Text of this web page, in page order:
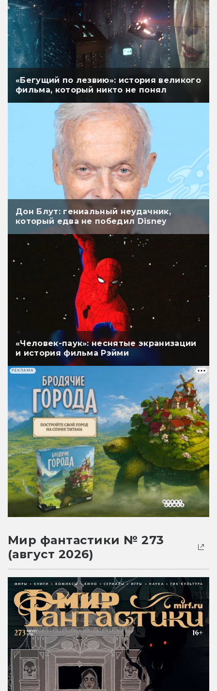
«Бегущий по лезвию»: история великого
фильма, который никто не понял
Дон Блут: гениальный неудачник,
который едва не победил Disney
«Человек-паук»: неснятые экранизации
и история фильма Рэйми
РЕКЛАМА
Мир фантастики № 273
(август 2026)